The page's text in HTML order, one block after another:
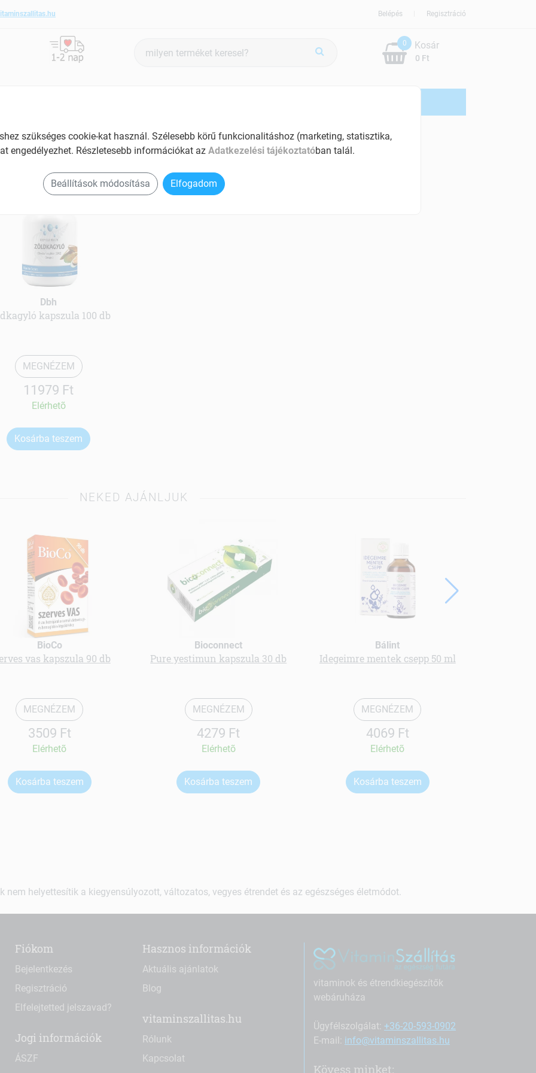
Regisztráció
Belépés
keresés
0
0 Ft
Kosár
termékek
Dbh
kapszula 100 db
MEGNÉZEM
11979 Ft
Elérhetõ
Kosárba teszem
NEKED AJÁNLJUK
BioCo
vas kapszula 90 db
MEGNÉZEM
3509 Ft
Elérhetõ
Kosárba teszem
Bioconnect
Pure yestimun kapszula 30 db
MEGNÉZEM
4279 Ft
Elérhetõ
Kosárba teszem
Bálint
Idegeimre mentek csepp 50 ml
MEGNÉZEM
4069 Ft
Elérhetõ
Kosárba teszem
nem helyettesítik a kiegyensúlyozott, változatos, vegyes étrendet és az egészséges életmódot.
Fiókom
Bejelentkezés
Regisztráció
Elfelejtetted jelszavad?
Jogi információk
ÁSZF
Hasznos információk
Aktuális ajánlatok
Blog
vitaminszallitas.hu
Rólunk
Kapcsolat
vitaminok és étrendkiegészítők
webáruháza
Ügyfélszolgálat: +36-20-593-0902
E-mail: info@vitaminszallitas.hu
Kövess minket:
szükséges cookie-kat használ. Szélesebb körű funkcionalitáshoz (marketing, statisztika,
engedélyezhet. Részletesebb információkat az Adatkezelési tájékoztatóban talál.
Beállítások módosítása Elfogadom